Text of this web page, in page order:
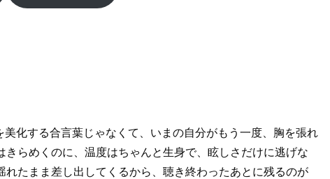
化する合言葉じゃなくて、いまの自分がもう一度、胸を張れ
らめくのに、温度はちゃんと生身で、眩しさだけに逃げな
たまま差し出してくるから、聴き終わったあとに残るのが